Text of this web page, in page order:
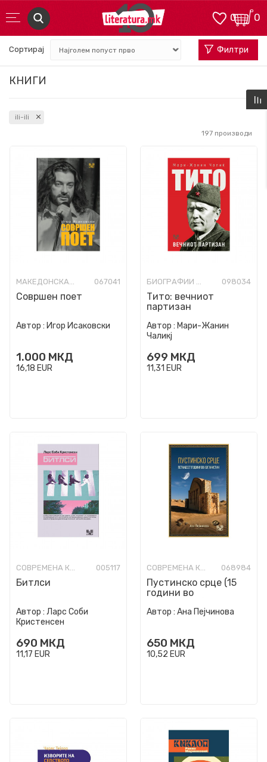
0
0
КНИГИ
Сортирај Филтри
ili-ili
197 производи
МАКЕДОНСКА КНИЖЕВНОСТ 067041
Совршен поет
Автор : Игор Исаковски
1.000 МКД
16,18 EUR
БИОГРАФИИ И МЕМОАРИ 098034
Тито: вечниот
партизан
Автор : Мари-Жанин
Чаликј
699 МКД
11,31 EUR
СОВРЕМЕНА КНИЖЕВНОСТ 005117
Битлси
Автор : Ларс Соби
Кристенсен
690 МКД
11,17 EUR
СОВРЕМЕНА КНИЖЕВНОСТ 068984
Пустинско срце (15
години во
Автор : Ана Пејчинова
650 МКД
10,52 EUR